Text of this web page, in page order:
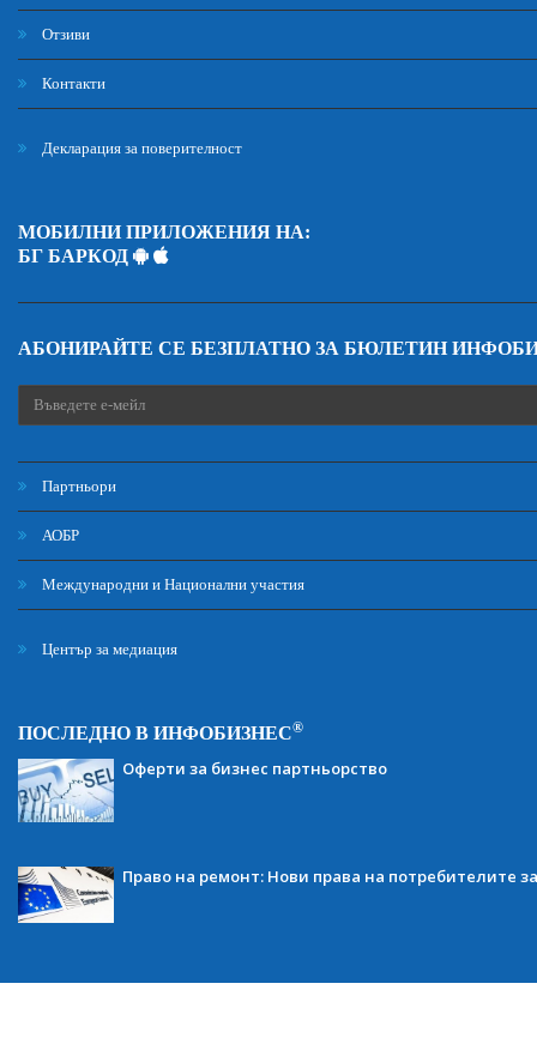
Отзиви
Контакти
Декларация за поверителност
МОБИЛНИ ПРИЛОЖЕНИЯ НА:
БГ БАРКОД
АБОНИРАЙТЕ СЕ БЕЗПЛАТНО ЗА БЮЛЕТИН
Партньори
АОБР
Международни и Национални участия
Център за медиация
ПОСЛЕДНО В ИНФОБИЗНЕС®
Оферти за бизнес партньорство
Право на ремонт: Нови права на потребителите